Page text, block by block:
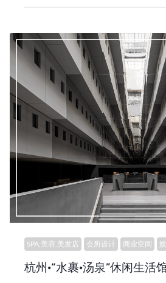
SPA,美容,美发店 会所设计 商业空间
杭州·“水裹·汤泉”休闲生活